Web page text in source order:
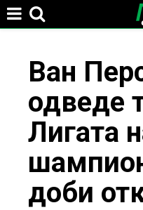
here
Ван
одведе
Лигата
доби